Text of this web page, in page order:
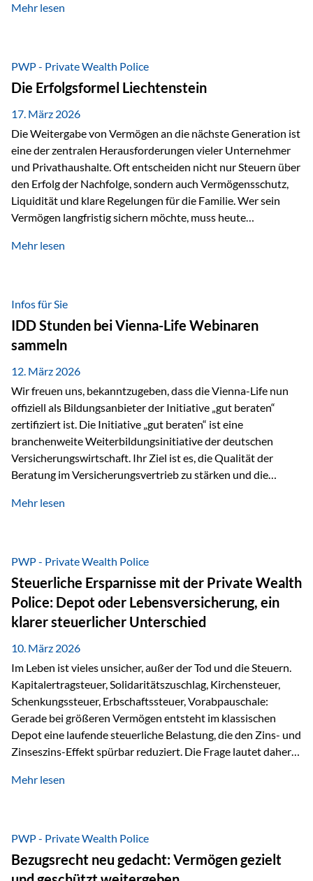
der steuerliche Freibetrag optimal genutzt werden, sondern
strukturierte, langfristige Vermögensübertragung, ohne die
Kontrolle vollständig aus der Hand zu geben. Die Lösung:
Abschmelzung mit Vetorecht Die Umsetzung erfolgt über die
Private Wealth Police…
Mehr lesen
PWP - Private Wealth Police
Die Erfolgsformel Liechtenstein
17. März 2026
Die Weitergabe von Vermögen an die nächste Generation ist
eine der zentralen Herausforderungen vieler Unternehmer
und Privathaushalte. Oft entscheiden nicht nur Steuern über
den Erfolg der Nachfolge, sondern auch Vermögensschutz,
Liquidität und klare Regelungen für die Familie. Wer sein
Vermögen langfristig sichern möchte, muss heute
„Erfolgsformel Liechtenstein“, herausgegeben und verfasst
Vermögensschutz strategisch miteinander verbindet.
Warum klassische Nachfolgeplanung oft scheitert Viele
Vermögen werden erst im Todesfall übertragen. Das kann zu
Problemen führen: Hohe Erbschaftsteuern Streitigkeiten
zwischen Erben Liquiditätsprobleme bei Immobilien…
Mehr lesen
Infos für Sie
IDD Stunden bei Vienna-Life Webinaren
sammeln
12. März 2026
Wir freuen uns, bekanntzugeben, dass die Vienna-Life nun
offiziell als Bildungsanbieter der Initiative „gut beraten“
zertifiziert ist. Die Initiative „gut beraten“ ist eine
branchenweite Weiterbildungsinitiative der deutschen
Versicherungswirtschaft. Ihr Ziel ist es, die Qualität der
Beratung im Versicherungsvertrieb zu stärken und die
Personen transparent zu dokumentieren. Seit der
Stunden pro Jahr für vertrieblich tätige Personen in der
Versicherungsbranche. Über die Weiterbildungsdatenbank
von „gut beraten“ können absolvierte Bildungsmaßnahmen
zentral erfasst und dokumentiert werden. „gut beraten“
zertifiziert Als zertifizierter Bildungsanbieter können unsere
Webinare nun für die…
Mehr lesen
PWP - Private Wealth Police
Steuerliche Ersparnisse mit der Private Wealth
Police: Depot oder Lebensversicherung, ein
klarer steuerlicher Unterschied
10. März 2026
Im Leben ist vieles unsicher, außer der Tod und die Steuern.
Kapitalertragsteuer, Solidaritätszuschlag, Kirchensteuer,
Schenkungssteuer, Erbschaftssteuer, Vorabpauschale:
Gerade bei größeren Vermögen entsteht im klassischen
Depot eine laufende steuerliche Belastung, die den Zins- und
Zinseszins-Effekt spürbar reduziert. Die Frage lautet daher:
nicht laufend Kapital entziehen – sondern möglichst lange im
Privatdepot fallen an: Abgeltungssteuer Fondsbesteuerung
(Vorabpauschale, Teilfreistellung) Kein steuerlicher Abzug
der Vermögensverwaltungs-Gebühren /
Mehr lesen
PWP - Private Wealth Police
Bezugsrecht neu gedacht: Vermögen gezielt